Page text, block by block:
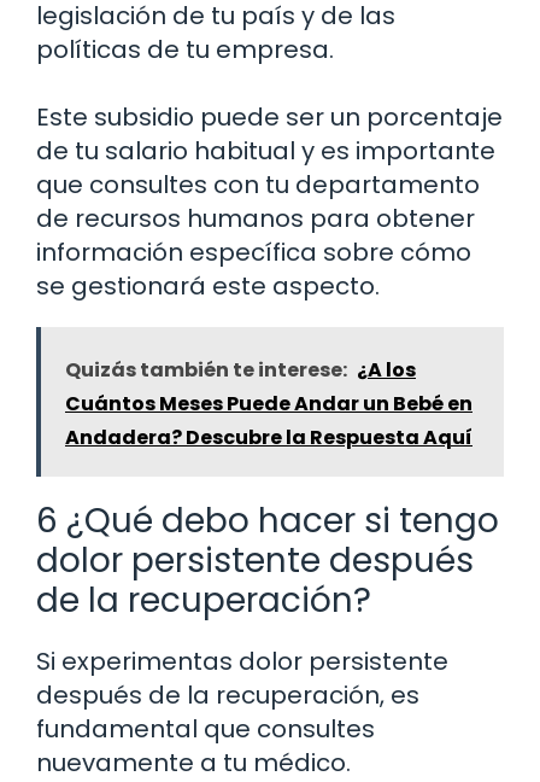
legislación de tu país y de las
políticas de tu empresa.
Este subsidio puede ser un porcentaje
de tu salario habitual y es importante
que consultes con tu departamento
de recursos humanos para obtener
información específica sobre cómo
se gestionará este aspecto.
Quizás también te interese: ¿A los
Cuántos Meses Puede Andar un Bebé en
Andadera? Descubre la Respuesta Aquí
6 ¿Qué debo hacer si tengo
dolor persistente después
de la recuperación?
Si experimentas dolor persistente
después de la recuperación, es
fundamental que consultes
nuevamente a tu médico.